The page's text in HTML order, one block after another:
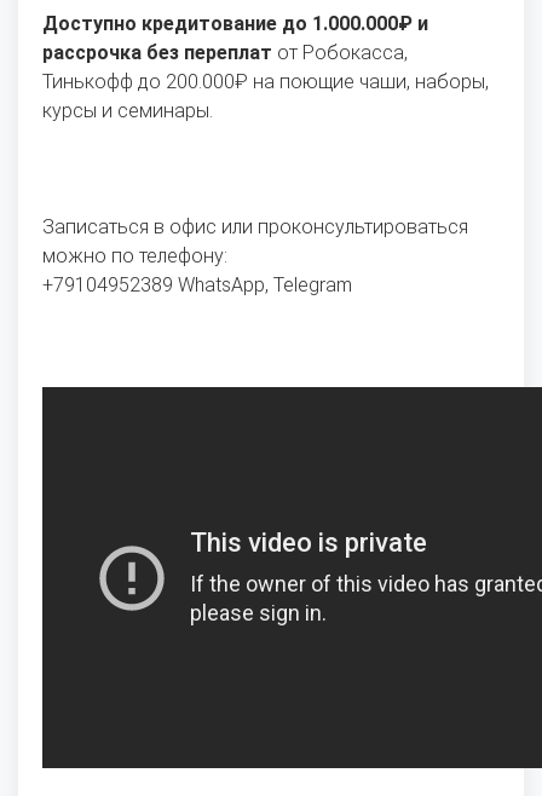
Доступно кредитование до 1.000.000₽ и
рассрочка без переплат от Робокасса,
Тинькофф до 200.000₽ на поющие чаши, наборы,
курсы и семинары.
Записаться в офис или проконсультироваться
можно по телефону:
+79104952389 WhatsApp, Telegram